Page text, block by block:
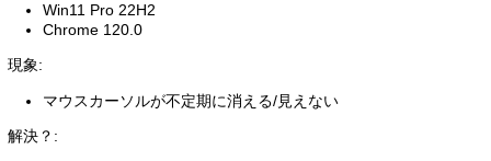
Win11 Pro 22H2
Chrome 120.0
現象:
マウスカーソルが不定期に消える/見えない
解決？: